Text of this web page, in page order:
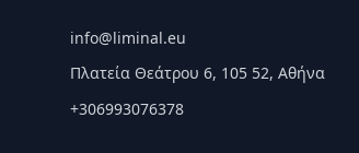
info@liminal.eu
Πλατεία Θεάτρου 6, 105 52, Αθήνα
+306993076378